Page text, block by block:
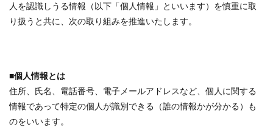
人を認識しうる情報（以下「個人情報」といいます）を慎重に取
り扱うと共に、次の取り組みを推進いたします。
■個人情報とは
住所、氏名、電話番号、電子メールアドレスなど、個人に関する
情報であって特定の個人が識別できる（誰の情報かが分かる）も
のをいいます。